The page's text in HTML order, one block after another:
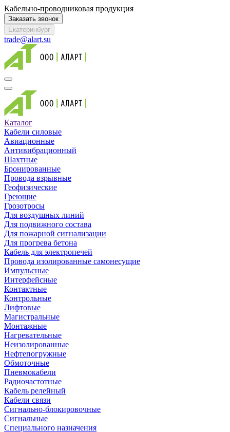
Кабельно-проводниковая продукция
Заказать звонок
Екатеринбург
trade@alart.su
Каталог
Кабели силовые
Авиационные
Антивибрационный
Шахтные
Бронированные
Провода взрывные
Геофизические
Греющие
Грозотросы
Для воздушных линий
Для подвижного состава
Для пожарной сигнализации
Для прогрева бетона
Кабель для электропечей
Провода изолированные самонесущие
Импульсные
Интерфейсные
Контактные
Контрольные
Лифтовые
Магистральные
Монтажные
Нагревательные
Неизолированные
Нефтепогружные
Обмоточные
Пневмокабели
Радиочастотные
Кабель релейный
Кабели связи
Сигнально-блокировочные
Сигнальные
Специального назначения